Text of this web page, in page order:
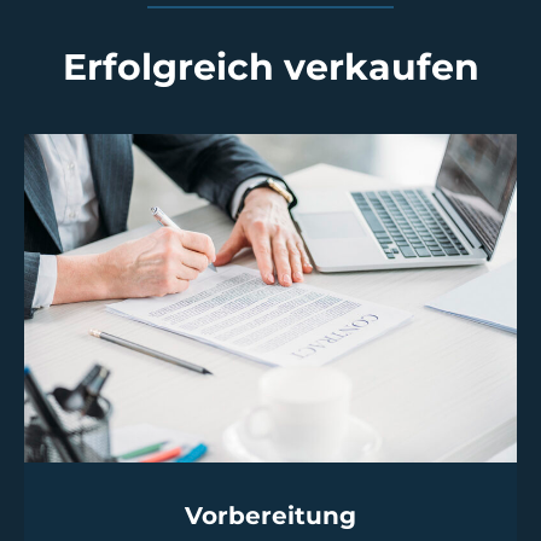
Erfolgreich verkaufen
Vorbereitung